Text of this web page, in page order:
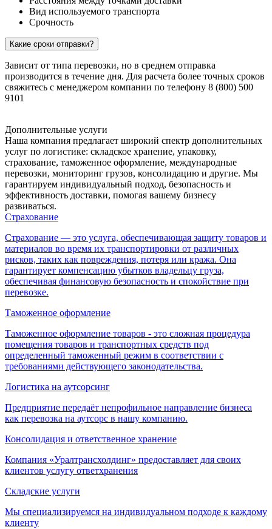
Вид используемого транспорта
Срочность
Какие сроки отправки?
Зависит от типа перевозки, но в среднем отправка
производится в течение дня. Для расчета более точных сроков
свяжитесь с менеджером компании по телефону 8 (800) 500
9101
Дополнительные услуги
Наша компания предлагает широкий спектр дополнительных
услуг по логистике: складское хранение, упаковку,
страхование, таможенное оформление, международные
перевозки, мониторинг грузов, консолидацию и другие. Мы
гарантируем индивидуальный подход, безопасность и
эффективность доставки, помогая вашему бизнесу
развиваться.
Страхование
Страхование — это услуга, обеспечивающая защиту товаров и
материалов во время их транспортировки от различных
рисков, таких как повреждения, потеря или кража. Она
гарантирует компенсацию убытков владельцу груза,
обеспечивая финансовую безопасность и спокойствие при
перевозке.
Таможенное оформление
Таможенное оформление товаров - это сложная процедура
помещения товаров и транспортных средств под
определенный таможенный режим в соответствии с
требованиями действующего законодательства.
Логистика на аутсорсинг
Предприятие передаёт непрофильное направление бизнеса
как перевозка на аутсорс в нашу компанию.
Консолидация и ответственное хранение
Компания «Уралтрансхолдинг» предоставляет для своих
клиентов услугу ответхранения
Складские услуги
Мы специализируемся на индивидуальном подходе к каждому
клиенту